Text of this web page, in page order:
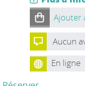
Ajouter
Aucun
En ligne